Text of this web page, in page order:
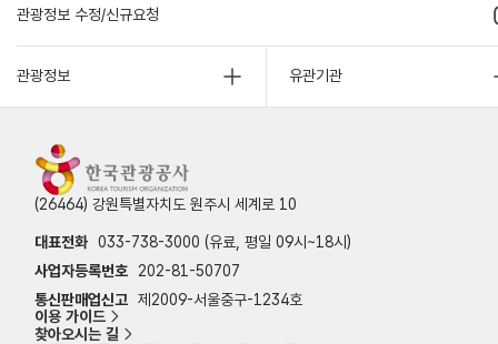
관광정보 수정/신규요청
관광정보 유관기관
(26464) 강원특별자치도 원주시 세계로 10
대표전화 033-738-3000 (유료, 평일 09시~18시)
사업자등록번호
202-81-50707
통신판매업신고 제2009-서울중구-1234호
이용 가이드
찾아오시는 길